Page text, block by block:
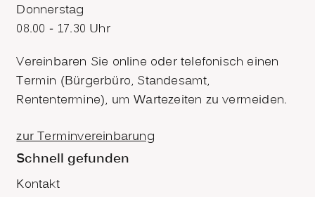
Donnerstag
08.00 - 17.30 Uhr
Vereinbaren Sie online oder telefonisch einen
Termin (Bürgerbüro, Standesamt,
Rententermine), um Wartezeiten zu vermeiden.
zur Terminvereinbarung
Schnell gefunden
Kontakt